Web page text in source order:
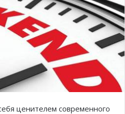
ценителем современного